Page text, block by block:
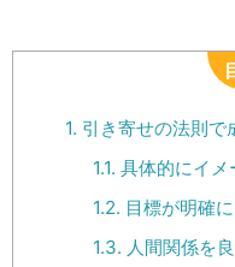
1. 引き寄せの法則で
1.1. 具体的にイメ
1.2. 目標が明確
1.3. 人間関係を